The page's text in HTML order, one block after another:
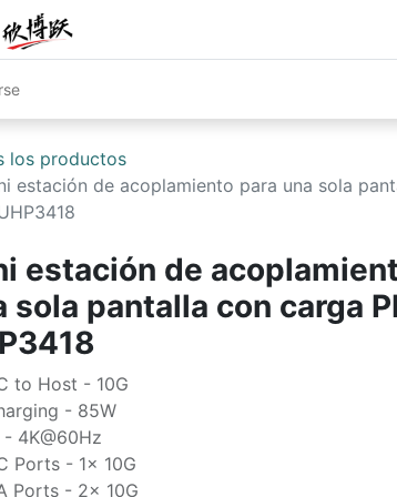
los productos
estación de acoplamiento para una sola
estación de
sola pantalla con carga
to Host - 10G
- 85W
- 4K@60Hz
Ports - 1x 10G
Ports - 2x 10G